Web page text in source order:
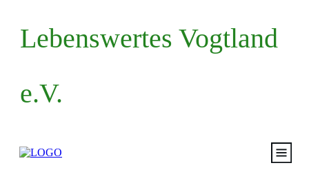
Lebenswertes Vogtland
e.V.